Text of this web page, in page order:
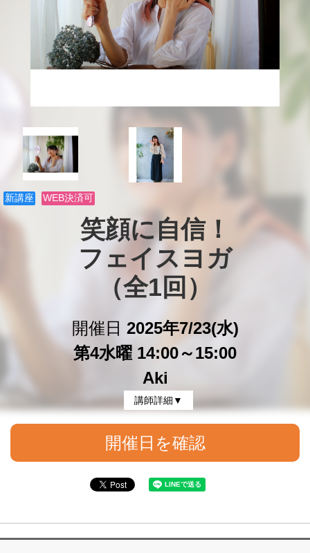
新講座 WEB決済可
笑顔に自信！
フェイスヨガ
（全1回）
開催日 2025年7/23(水)
第4水曜 14:00～15:00
Aki
講師詳細▼
開催日を確認